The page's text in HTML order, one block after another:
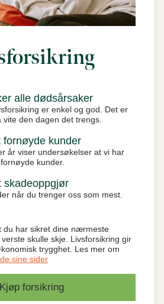
alle dødsårsaker
er enkel og god. Det er
vite den dagen det trengs.
fornøyde kunder
år viser undersøkelser at vi har
kunder.
skadeoppgjør
når du trenger oss som mest.
du har sikret dine nærmeste
skulle skje. Livsforsikring gir
trygghet. Les mer om
sine sider
Kjøp forsikring